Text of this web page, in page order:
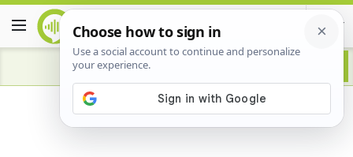
Advertisement